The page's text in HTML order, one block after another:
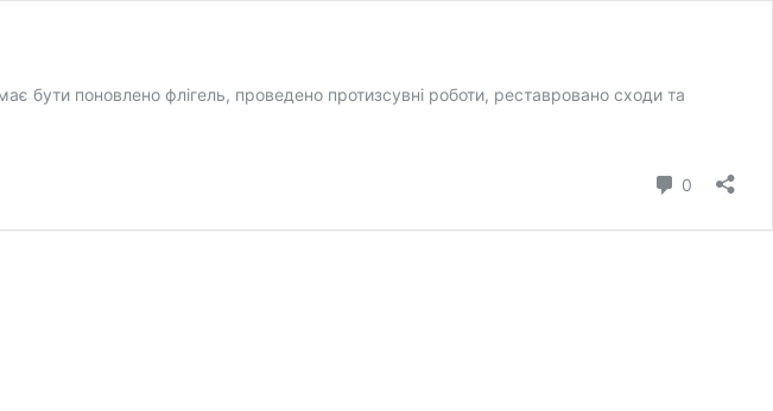
бути поновлено флігель, проведено протизсувні роботи, реставровано сходи та
0